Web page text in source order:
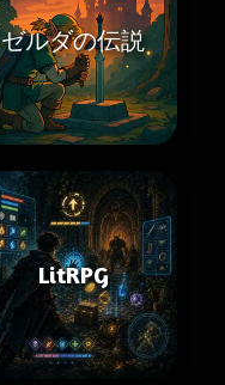
ゼルダの伝説
LitRPG